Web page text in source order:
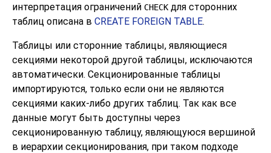
интерпретация ограничений CHECKдля сторонних
таблиц описана в CREATE FOREIGN TABLE.
Таблицы или сторонние таблицы, являющиеся
секциями некоторой другой таблицы, исключаются
автоматически. Секционированные таблицы
импортируются, только если они не являются
секциями каких-либо других таблиц. Так как все
данные могут быть доступны через
секционированную таблицу, являющуюся вершиной
в иерархии секционирования, при таком подходе